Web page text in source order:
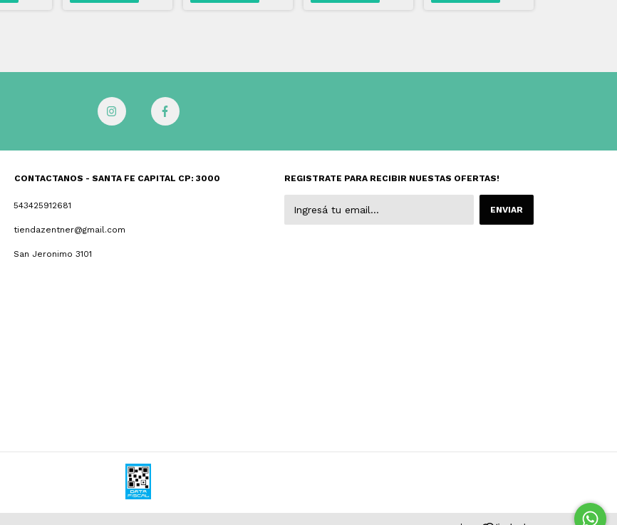
CONTACTANOS - SANTA FE CAPITAL CP: 3000
543425912681
tiendazentner@gmail.com
San Jeronimo 3101
REGISTRATE PARA RECIBIR NUESTAS OFERTAS!